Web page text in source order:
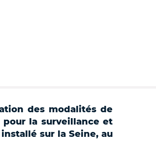
des modalités de
la surveillance et
sur la Seine, au